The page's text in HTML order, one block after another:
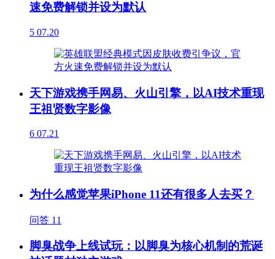
速免费解锁并设为默认
5 07.20
天下游戏携手网易、火山引擎，以AI技术重现
王祖贤数字影像
6 07.21
为什么感觉苹果iPhone 11还有很多人去买？
问答 11
脚臭战争上线试玩：以脚臭为核心机制的荒诞